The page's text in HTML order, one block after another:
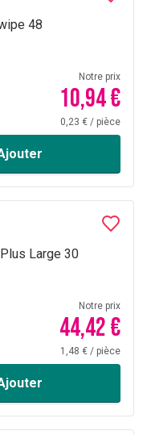
48
Notre prix
10,94 €
0,23 € / pièce
Large 30
Notre prix
44,42 €
1,48 € / pièce